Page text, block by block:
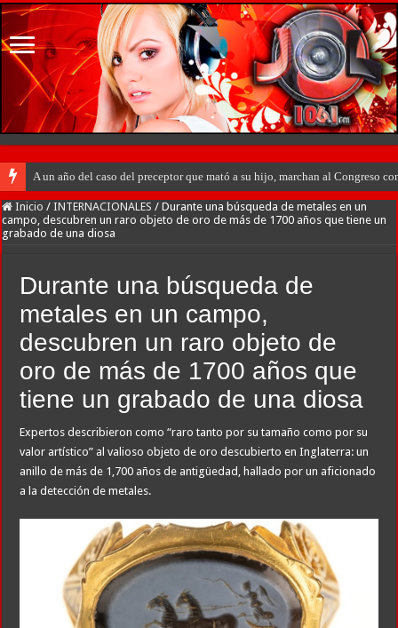
A un año del caso del preceptor que mató a su hijo, marchan al Congreso
Inicio / INTERNACIONALES / Durante una búsqueda de metales en un
campo, descubren un raro objeto de oro de más de 1700 años que tiene un
grabado de una diosa
Durante una búsqueda de
metales en un campo,
descubren un raro objeto de
oro de más de 1700 años que
tiene un grabado de una diosa
Expertos describieron como “raro tanto por su tamaño como por su
valor artístico” al valioso objeto de oro descubierto en Inglaterra: un
anillo de más de 1,700 años de antigüedad, hallado por un aficionado
a la detección de metales.